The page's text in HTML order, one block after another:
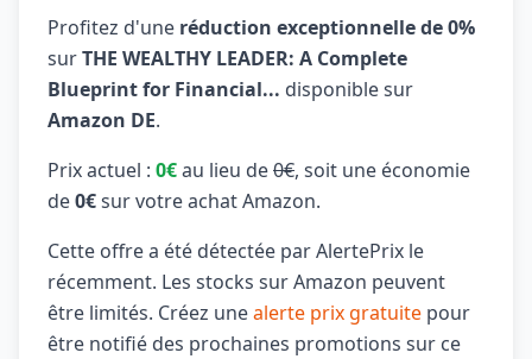
Profitez d'une réduction exceptionnelle de 0%
surTHE WEALTHY LEADER: A Complete
Blueprint for Financial... disponible sur
Amazon DE.
Prix actuel : 0€au lieu de0€, soit une économie
de0€sur votre achat Amazon.
Cette offre a été détectée par AlertePrix le
récemment. Les stocks sur Amazon peuvent
être limités. Créez unealerte prix gratuite pour
être notifié des prochaines promotions sur ce